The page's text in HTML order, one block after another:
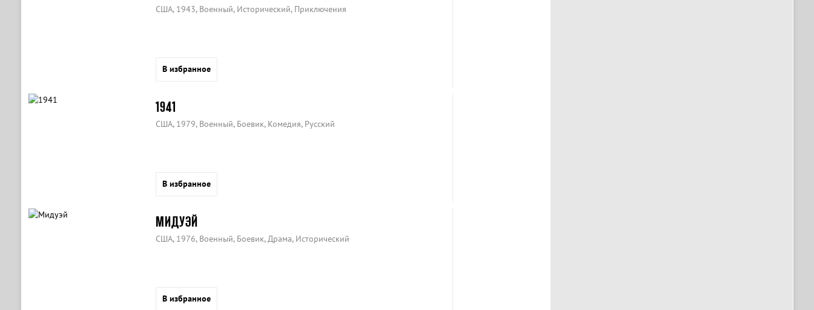
США, 1943, Военный, Исторический, Приключения
В избранное
1941
США, 1979, Военный, Боевик, Комедия, Русский
В избранное
МИДУЭЙ
США, 1976, Военный, Боевик, Драма, Исторический
В избранное